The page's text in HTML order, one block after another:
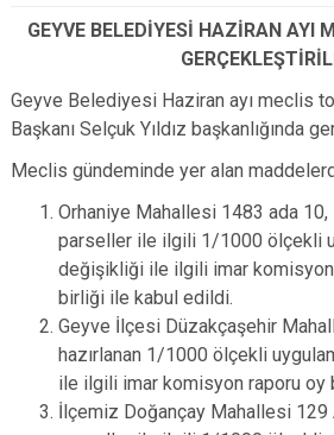
GEYVE BELEDİYESİ HAZİRAN AYI
Geyve Belediyesi Haziran ayı meclis
Başkanı Selçuk Yıldız başkanlığında
Meclis gündeminde yer alan
Orhaniye Mahallesi 1483 ada
parseller ile ilgili 1/1000 ölçekli
değişikliği ile ilgili imar
birliği ile kabul edildi.
Geyve İlçesi Düzakçaşehir
hazırlanan 1/1000 ölçekli
ile ilgili imar komisyon raporu oy
İlçemiz Doğançay Mahallesi 129